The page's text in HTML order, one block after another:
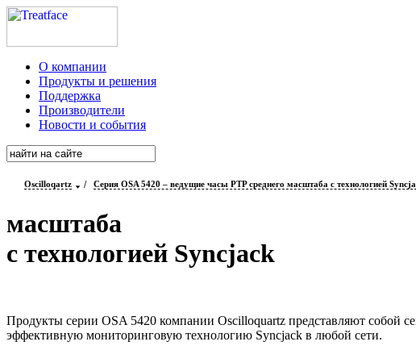
О компании
Продукты и решения
Поддержка
Производители
Новости и события
Oscilloqartz / Серия OSA 5420 – ведущие часы PTP среднего масштаба с технологией
масштаба
с технологией Syncjack
Продукты серии OSA 5420 компании Oscilloquartz представляют собой
эффективную мониторинговую технологию Syncjack в любой сети.